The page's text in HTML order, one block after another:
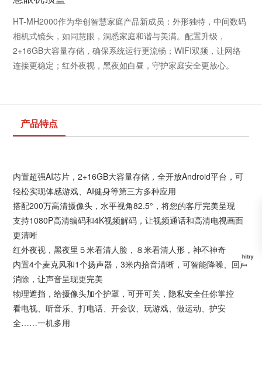
HT-MH2000作为华创智慧家庭产品新成员：外形独特，中间数码
相机式镜头，如同慧眼，洞悉家庭和谐与美满。配置升级，
2+16GB大容量存储，确保系统运行更流畅；WIFI双频，让网络
连接更稳定；红外夜视，黑夜如白昼，守护家庭安全更放心。
产品特点
内置超强AI芯片，2+16GB大容量存储，全开放Android平台，可
轻松实现体感游戏、AI健身等第三方多种应用
搭配200万高清摄像头，水平视角82.5°，将您的客厅完美呈现
支持1080P高清编码和4K视频解码，让视频通话和高清电视画面
更清晰
红外夜视，黑夜里５米看清人脸，８米看清人形，神不神奇
内置4个麦克风和1个扬声器，3米内拾音清晰，可智能降噪、回声
消除，让声音呈现更完美
物理遮挡，给摄像头加个护罩，可开可关，隐私安全任你掌控
看电视、听音乐、打电话、开会议、玩游戏、做运动、护安
全……一机多用